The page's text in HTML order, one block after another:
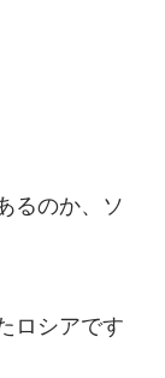
るのか、ソ
ロシアです